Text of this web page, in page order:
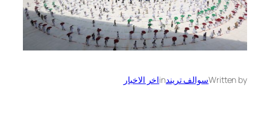
Written byسوالف تريندinاخر الاخبار